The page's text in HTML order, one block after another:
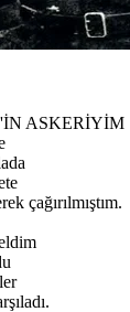
ASKERİYİM
çağırılmıştım.